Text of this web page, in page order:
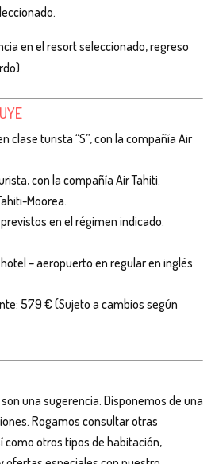
en el resort seleccionado, regreso
clase turista “S”, con la compañía Air
con la compañía Air Tahiti.
Moorea.
en el régimen indicado.
– aeropuerto en regular en inglés.
579 € (Sujeto a cambios según
una sugerencia. Disponemos de una
Rogamos consultar otras
como otros tipos de habitación,